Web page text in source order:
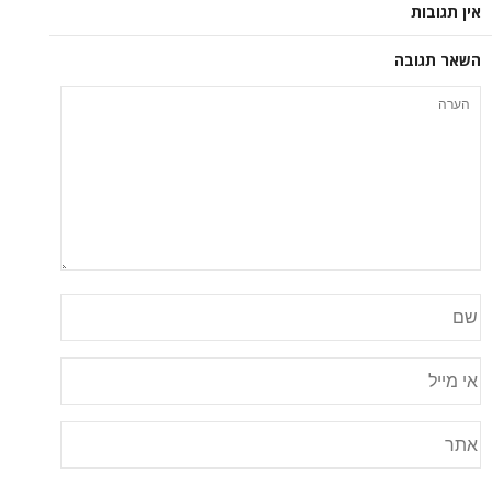
אין תגובות
השאר תגובה